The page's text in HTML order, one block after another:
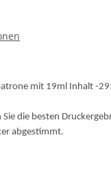
mit 19ml Inhalt -
die besten
abgestimmt.